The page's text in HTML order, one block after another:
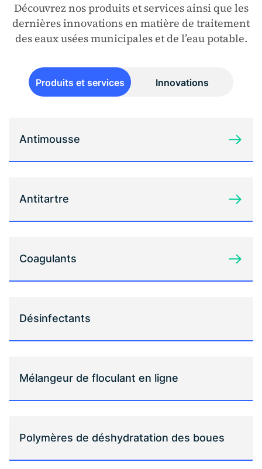
Découvrez nos produits et services ainsi que les
dernières innovations en matière de traitement
des eaux usées municipales et de l’eau potable.
Produits et services Innovations
Antimousse
Antitartre
Coagulants
Désinfectants
Mélangeur de floculant en ligne
Polymères de déshydratation des boues